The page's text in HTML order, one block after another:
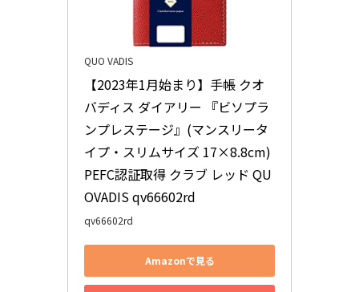
QUO VADIS
【2023年1月始まり】手帳 クオ
バディス ダイアリー 『ビソプラ
ンプレステージ』(マンスリータ
イプ・スリムサイズ 17×8.8cm)
PEFC認証取得 クラブ レッド QU
OVADIS qv66602rd
qv66602rd
Amazonで見る